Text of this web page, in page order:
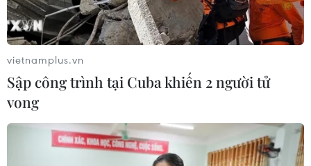
vietnamplus.vn
Sập công trình tại Cuba khiến 2 người tử
vong